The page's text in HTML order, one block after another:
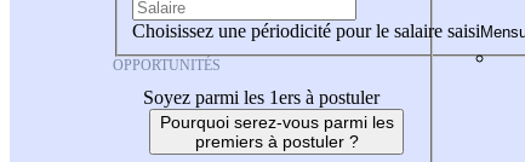
Choisissez une périodicité pour le salaire saisi
OPPORTUNITÉS
Soyez parmi les 1ers à postuler
Pourquoi serez-vous parmi les
premiers à postuler ?